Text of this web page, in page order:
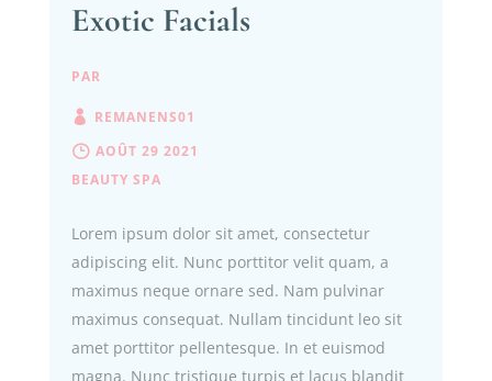
Exotic Facials
PAR
REMANENS01
AOÛT 29 2021
BEAUTY SPA
Lorem ipsum dolor sit amet, consectetur
adipiscing elit. Nunc porttitor velit quam, a
maximus neque ornare sed. Nam pulvinar
maximus consequat. Nullam tincidunt leo sit
amet porttitor pellentesque. In et euismod
magna. Nunc tristique turpis et lacus blandit